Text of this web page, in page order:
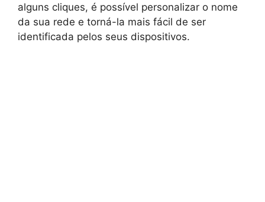
alguns cliques, é possível personalizar o nome
da sua rede e torná-la mais fácil de ser
identificada pelos seus dispositivos.